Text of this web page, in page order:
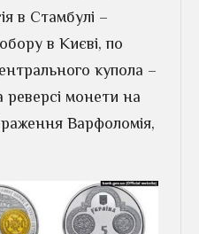
в Стамбулі –
в Києві, по
купола –
реверсі монети на
Варфоломія,